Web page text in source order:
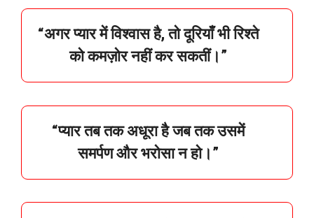
“अगरप्यारमेंविश्वासहै,तोदूरियाँभीरिश्ते
कोकमज़ोरनहींकरसकतीं।”
“प्यारतबतकअधूराहैजबतकउसमें
समर्पणऔरभरोसानहो।”